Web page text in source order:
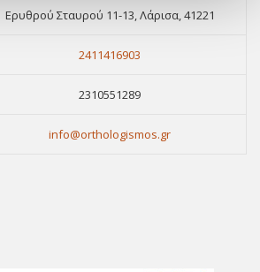
Ερυθρού Σταυρού 11-13, Λάρισα, 41221
2411416903
2310551289
info@orthologismos.gr